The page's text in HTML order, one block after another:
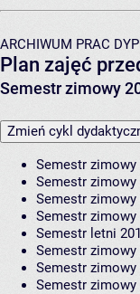
ARCHIWUM PRAC
Plan zajęć
Semestr zimowy
Zmień cykl
Semestr zimowy
Semestr zimowy
Semestr zimowy
Semestr zimowy
Semestr letni
Semestr zimowy
Semestr zimowy
Semestr zimowy